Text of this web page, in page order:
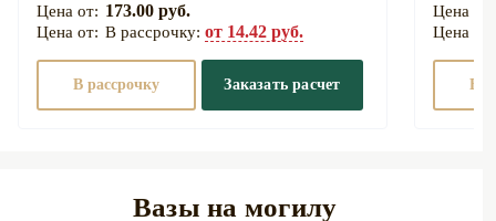
173.00 руб.
В рассрочку: от 14.42 руб.
В рассрочку Заказать расчет В
Вазы на могилу